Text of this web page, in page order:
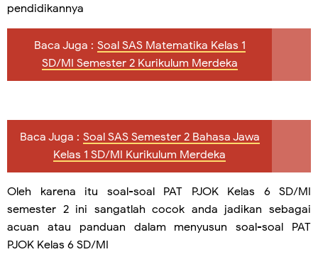
pendidikannya
Baca Juga : Soal SAS Matematika Kelas 1
SD/MI Semester 2 Kurikulum Merdeka
Baca Juga : Soal SAS Semester 2 Bahasa Jawa
Kelas 1 SD/MI Kurikulum Merdeka
Oleh karena itu soal-soal PAT PJOK Kelas 6 SD/MI
semester 2 ini sangatlah cocok anda jadikan sebagai
acuan atau panduan dalam menyusun soal-soal PAT
PJOK Kelas 6 SD/MI